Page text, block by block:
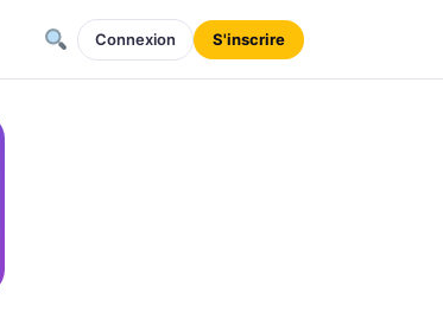
Connexion S'inscrire